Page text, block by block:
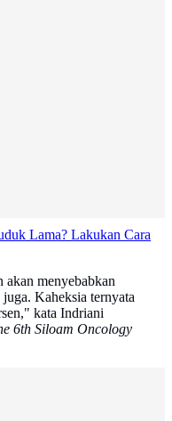
Lama? Lakukan Cara
akan menyebabkan
Kaheksia ternyata
kata Indriani
6th Siloam Oncology